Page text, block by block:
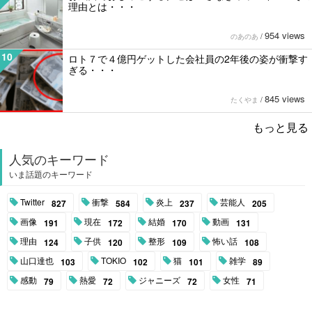
理由とは・・・
のあのあ / 954 views
10
ロト７で４億円ゲットした会社員の2年後の姿が衝撃す
ぎる・・・
たくやま / 845 views
もっと見る
人気のキーワード
いま話題のキーワード
Twitter 827 衝撃 584 炎上 237 芸能人 205
画像 191 現在 172 結婚 170 動画 131
理由 124 子供 120 整形 109 怖い話 108
山口達也 103 TOKIO 102 猫 101 雑学 89
感動 79 熱愛 72 ジャニーズ 72 女性 71